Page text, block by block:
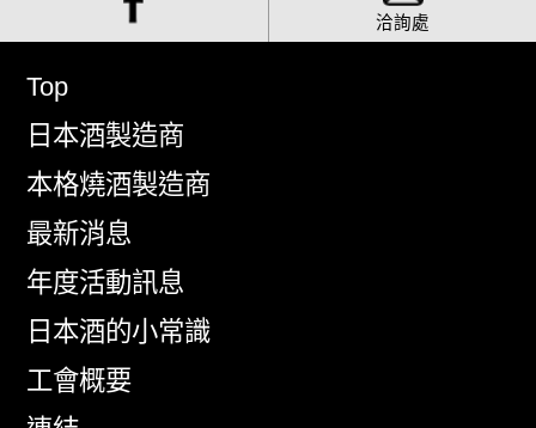
洽詢處
Top
日本酒製造商
本格燒酒製造商
最新消息
年度活動訊息
日本酒的小常識
工會概要